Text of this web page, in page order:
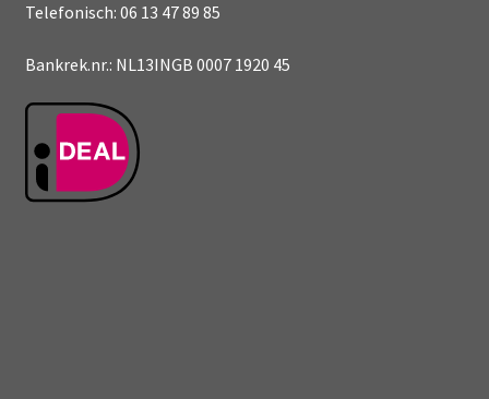
Telefonisch: 06 13 47 89 85
Bankrek.nr.: NL13INGB 0007 1920 45